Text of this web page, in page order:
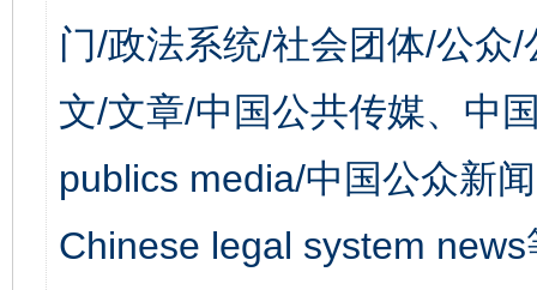
门/政法系统/社会团体/公众
文/文章/中国公共传媒、中
publics media/中国公众新
Chinese legal system